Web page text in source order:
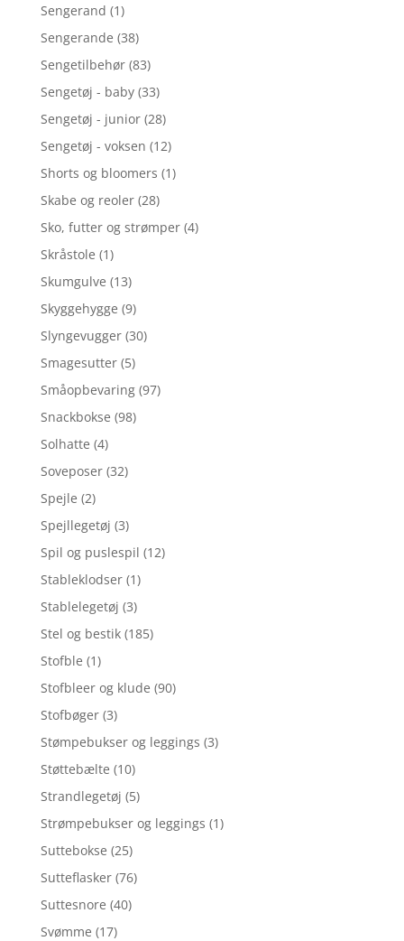
Sengerand (1)
Sengerande (38)
Sengetilbehør (83)
Sengetøj - baby (33)
Sengetøj - junior (28)
Sengetøj - voksen (12)
Shorts og bloomers (1)
Skabe og reoler (28)
Sko, futter og strømper (4)
Skråstole (1)
Skumgulve (13)
Skyggehygge (9)
Slyngevugger (30)
Smagesutter (5)
Småopbevaring (97)
Snackbokse (98)
Solhatte (4)
Soveposer (32)
Spejle (2)
Spejllegetøj (3)
Spil og puslespil (12)
Stableklodser (1)
Stablelegetøj (3)
Stel og bestik (185)
Stofble (1)
Stofbleer og klude (90)
Stofbøger (3)
Stømpebukser og leggings (3)
Støttebælte (10)
Strandlegetøj (5)
Strømpebukser og leggings (1)
Suttebokse (25)
Sutteflasker (76)
Suttesnore (40)
Svømme (17)